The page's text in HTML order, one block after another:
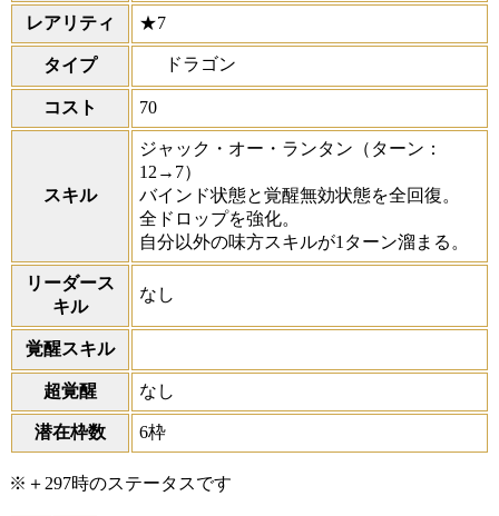
レアリティ ★7
タイプ ドラゴン
コスト 70
スキル
ジャック・オー・ランタン （ターン：
12→7）
バインド状態と覚醒無効状態を全回復。
全ドロップを強化。
自分以外の味方スキルが1ターン溜まる。
リーダース
キル
なし
覚醒スキル
超覚醒 なし
潜在枠数 6枠
※＋297時のステータスです